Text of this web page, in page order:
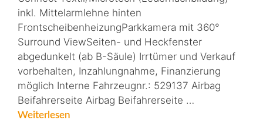
inkl. Mittelarmlehne hinten
FrontscheibenheizungParkkamera mit 360°
Surround ViewSeiten- und Heckfenster
abgedunkelt (ab B-Säule) Irrtümer und Verkauf
vorbehalten, Inzahlungnahme, Finanzierung
möglich Interne Fahrzeugnr.: 529137 Airbag
Beifahrerseite Airbag Beifahrerseite …
Weiterlesen